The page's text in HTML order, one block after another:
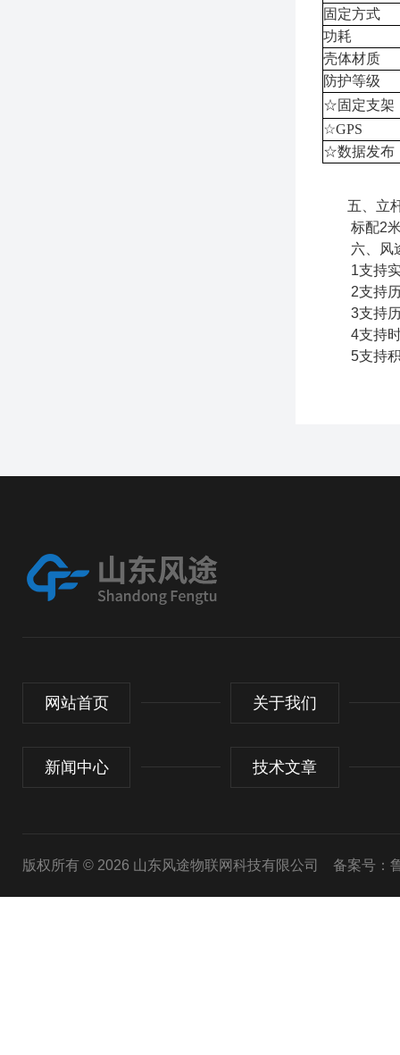
固定方式
功耗
壳体材质
防护等级
☆固定支架
☆GPS
☆数据发布
五、立
标配2米
六、风途
1支持实
2支持历
3支持历
4支持时
5支持积
网站首页 关于我们
新闻中心 技术文章
版权所有 © 2026 山东风途物联网科技有限公司 备案号：